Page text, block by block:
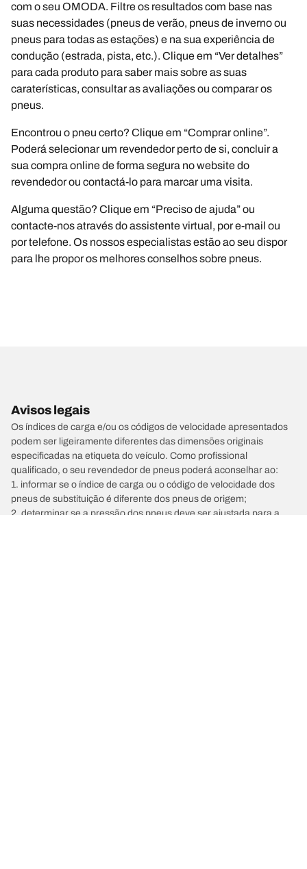
com o seu OMODA. Filtre os resultados com base nas
suas necessidades (pneus de verão, pneus de inverno ou
pneus para todas as estações) e na sua experiência de
condução (estrada, pista, etc.). Clique em “Ver detalhes”
para cada produto para saber mais sobre as suas
caraterísticas, consultar as avaliações ou comparar os
pneus.
Encontrou o pneu certo? Clique em “Comprar online”.
Poderá selecionar um revendedor perto de si, concluir a
sua compra online de forma segura no website do
revendedor ou contactá-lo para marcar uma visita.
Alguma questão? Clique em “Preciso de ajuda” ou
contacte-nos através do assistente virtual, por e-mail ou
por telefone. Os nossos especialistas estão ao seu dispor
para lhe propor os melhores conselhos sobre pneus.
Avisos legais
Os índices de carga e/ou os códigos de velocidade apresentados
podem ser ligeiramente diferentes das dimensões originais
especificadas na etiqueta do veículo. Como profissional
qualificado, o seu revendedor de pneus poderá aconselhar ao:
1. informar se o índice de carga ou o código de velocidade dos
pneus de substituição é diferente dos pneus de origem;
2. determinar se a pressão dos pneus deve ser ajustada para a